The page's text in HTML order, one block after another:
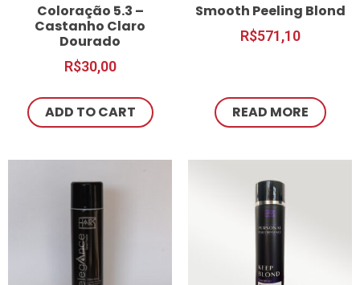
Coloração 5.3 –
Castanho Claro
Dourado
R$30,00
ADD TO CART
Smooth Peeling Blond
R$571,10
READ MORE